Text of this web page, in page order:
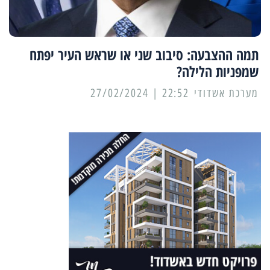
תמה ההצבעה: סיבוב שני או שראש העיר יפתח
שמפניות הלילה?
מערכת אשדודי 22:52 | 27/02/2024